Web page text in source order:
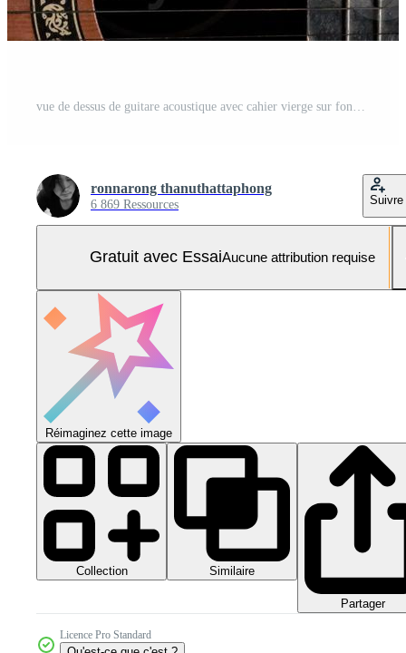
ronnarong thanuthattaphong
6 869 Ressources Suivre
Gratuit avec EssaiAucune attribution requise
Réimaginez cette image
Collection Similaire
Partager
Licence Pro Standard